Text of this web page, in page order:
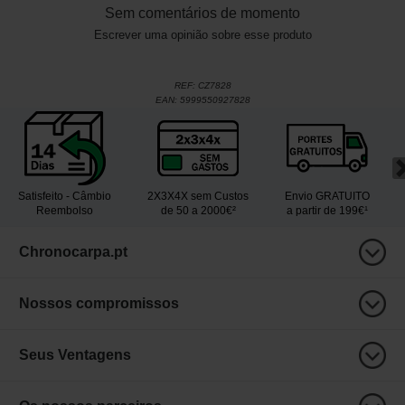
Sem comentários de momento
Escrever uma opinião sobre esse produto
REF: CZ7828
EAN: 5999550927828
Satisfeito - Câmbio
Reembolso
2X3X4X sem Custos
de 50 a 2000€²
Envio GRATUITO
a partir de 199€¹
Chronocarpa.pt
Nossos compromissos
Seus Ventagens